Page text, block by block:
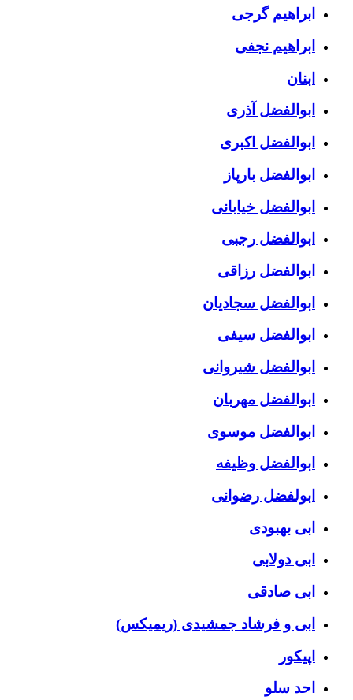
ابراهیم گرجی
ابراهیم نجفی
ابنان
ابوالفضل آذری
ابوالفضل اکبری
ابوالفضل بارپاز
ابوالفضل خیابانی
ابوالفضل رجبی
ابوالفضل رزاقی
ابوالفضل سجادیان
ابوالفضل سیفی
ابوالفضل شیروانی
ابوالفضل مهربان
ابوالفضل موسوی
ابوالفضل وظیفه
ابولفضل رضوانی
ابی بهبودی
ابی دولابی
ابی صادقی
ابی و فرشاد جمشیدی (ریمیکس)
اپیکور
احد سلو